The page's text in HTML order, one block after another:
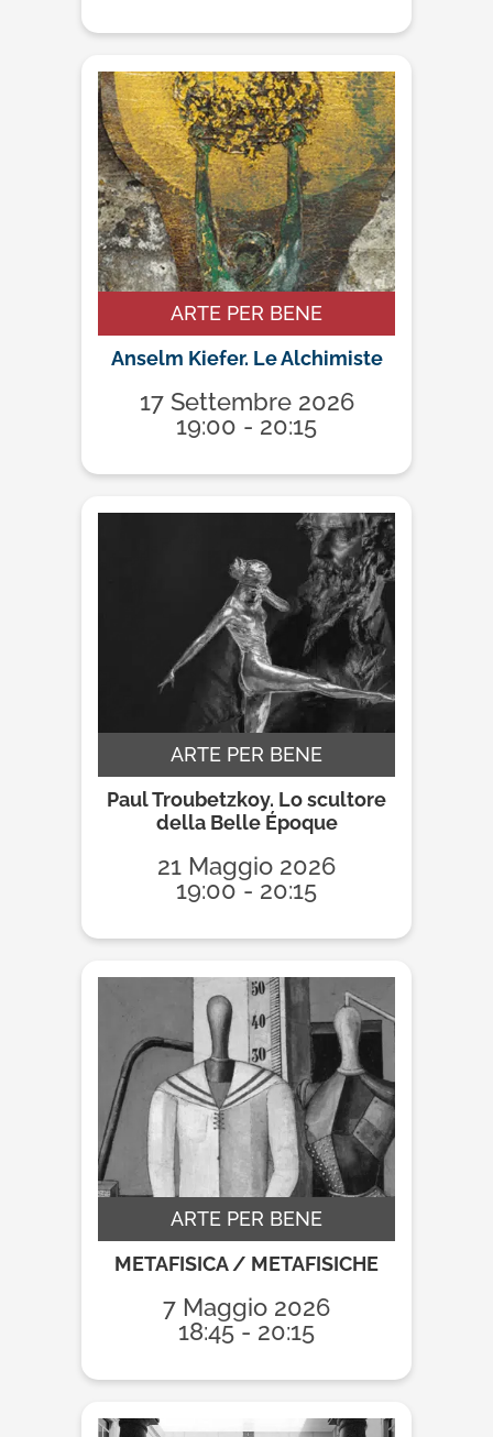
ARTE PER BENE
Anselm Kiefer. Le Alchimiste
17 Settembre 2026
19:00 - 20:15
ARTE PER BENE
Paul Troubetzkoy. Lo scultore
della Belle Époque
21 Maggio 2026
19:00 - 20:15
ARTE PER BENE
METAFISICA / METAFISICHE
7 Maggio 2026
18:45 - 20:15